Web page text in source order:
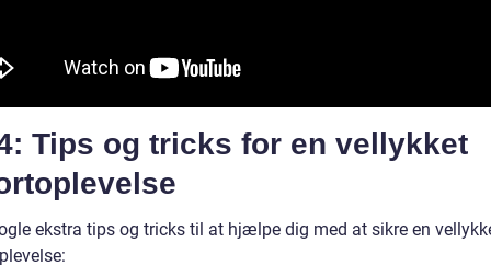
Tips og tricks for en vellykket
ekstra tips og tricks til at hjælpe dig med at sikre en